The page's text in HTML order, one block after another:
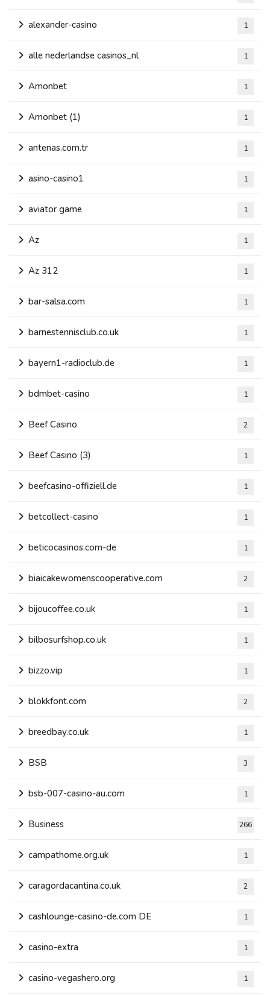
alexander-casino 1
alle nederlandse casinos_nl 1
Amonbet 1
Amonbet (1) 1
antenas.com.tr 1
asino-casino1 1
aviator game 1
Az 1
Az 312 1
bar-salsa.com 1
barnestennisclub.co.uk 1
bayern1-radioclub.de 1
bdmbet-casino 1
Beef Casino 2
Beef Casino (3) 1
beefcasino-offiziell.de 1
betcollect-casino 1
beticocasinos.com-de 1
biaicakewomenscooperative.com 2
bijoucoffee.co.uk 1
bilbosurfshop.co.uk 1
bizzo.vip 1
blokkfont.com 2
breedbay.co.uk 1
BSB 3
bsb-007-casino-au.com 1
Business 266
campathome.org.uk 1
caragordacantina.co.uk 2
cashlounge-casino-de.com DE 1
casino-extra 1
casino-vegashero.org 1